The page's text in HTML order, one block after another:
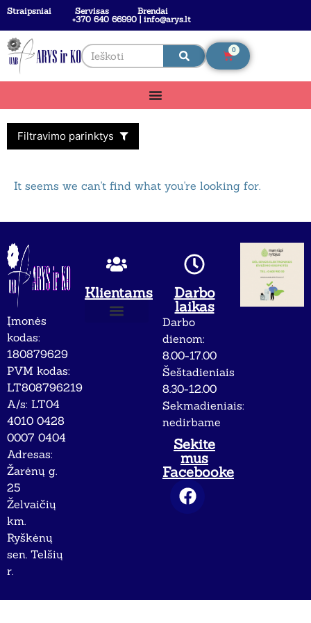
Straipsniai Servisas
Brendai
+370 640 66990 | info@arys.lt
0
Filtravimo parinktys
It seems we can't find what you're looking for.
Įmonės
kodas:
180879629
PVM kodas:
LT808796219
A/s: LT04
4010 0428
0007 0404
Adresas:
Žarėnų g.
25
Želvaičių
km.
Ryškėnų
sen. Telšių
r.
Klientams
Darbo
laikas
Darbo
dienom:
8.00-17.00
Šeštadieniais
8.30-12.00
Sekmadieniais:
nedirbame
Sekite
mus
Facebooke